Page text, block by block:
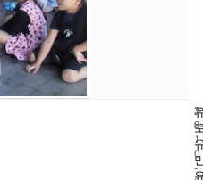
3
8
2
0
1
0
-